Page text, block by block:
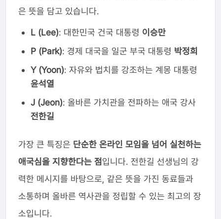
은 뜻을 담고 있습니다.
L (Lee): 대한민국 건국 대통령 이승만
P (Park): 경제 대국을 일군 부국 대통령 박정희
Y (Yoon): 자유와 법치를 강조하는 계몽 대통령
윤석열
J (Jeon): 올바른 가치관을 전파하는 애국 강사
전한길
가장 큰 특징은 단순한 온라인 모임을 넘어 실천하는
애국심을 지향한다는 점입니다. 전한길 선생님의 강
력한 메시지를 바탕으로, 같은 뜻을 가진 동료들과
소통하며 올바른 역사관을 정립할 수 있는 최고의 장
소입니다.